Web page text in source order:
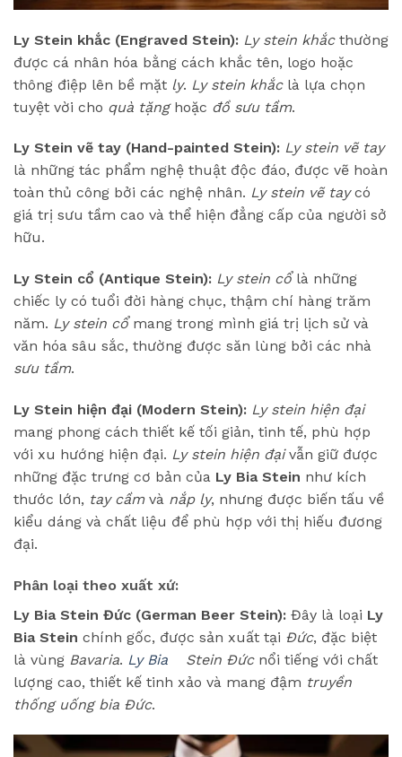
Ly Stein khắc (Engraved Stein): Ly stein khắcthường
được cá nhân hóa bằng cách khắc tên, logo hoặc
thông điệp lên bề mặt ly. Ly stein khắclà lựa chọn
tuyệt vời cho quà tặnghoặc đồ sưu tầm.
Ly Stein vẽ tay (Hand-painted Stein): Ly stein vẽ tay
là những tác phẩm nghệ thuật độc đáo, được vẽ hoàn
toàn thủ công bởi các nghệ nhân. Ly stein vẽ taycó
giá trị sưu tầm cao và thể hiện đẳng cấp của người sở
hữu.
Ly Stein cổ (Antique Stein): Ly stein cổlà những
chiếc ly có tuổi đời hàng chục, thậm chí hàng trăm
năm. Ly stein cổmang trong mình giá trị lịch sử và
văn hóa sâu sắc, thường được săn lùng bởi các nhà
sưu tầm.
Ly Stein hiện đại (Modern Stein): Ly stein hiện đại
mang phong cách thiết kế tối giản, tinh tế, phù hợp
với xu hướng hiện đại. Ly stein hiện đạivẫn giữ được
những đặc trưng cơ bản của Ly Bia Stein như kích
thước lớn, tay cầmvà nắp ly, nhưng được biến tấu về
kiểu dáng và chất liệu để phù hợp với thị hiếu đương
đại.
Phân loại theo xuất xứ:
Ly Bia Stein Đức (German Beer Stein): Đây là loại Ly
Bia Stein chính gốc, được sản xuất tại Đức, đặc biệt
là vùng Bavaria. Ly Bia Stein Đứcnổi tiếng với chất
lượng cao, thiết kế tinh xảo và mang đậm truyền
thống uống bia Đức.